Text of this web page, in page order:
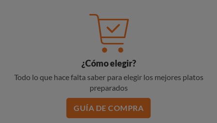
¿Cómo elegir?
Todo lo que hace falta saber para elegir los mejores platos
preparados
GUÍA DE COMPRA